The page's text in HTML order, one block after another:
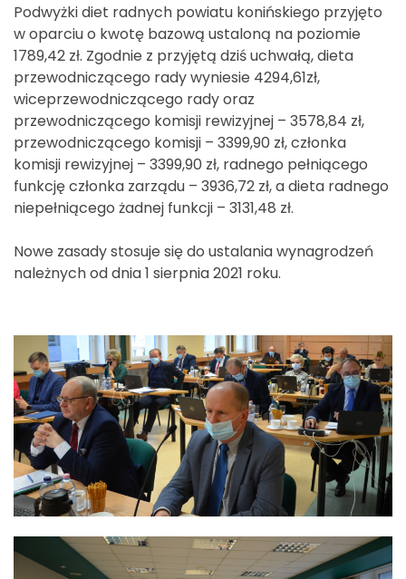
Podwyżki diet radnych powiatu konińskiego przyjęto
w oparciu o kwotę bazową ustaloną na poziomie
1789,42 zł. Zgodnie z przyjętą dziś uchwałą, dieta
przewodniczącego rady wyniesie 4294,61zł,
wiceprzewodniczącego rady oraz
przewodniczącego komisji rewizyjnej – 3578,84 zł,
przewodniczącego komisji – 3399,90 zł, członka
komisji rewizyjnej – 3399,90 zł, radnego pełniącego
funkcję członka zarządu – 3936,72 zł, a dieta radnego
niepełniącego żadnej funkcji – 3131,48 zł.
Nowe zasady stosuje się do ustalania wynagrodzeń
należnych od dnia 1 sierpnia 2021 roku.